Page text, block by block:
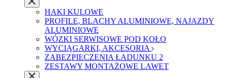
HAKI KULOWE
PROFILE, BLACHY ALUMINIOWE, NAJAZDY
ALUMINIOWE
WÓZKI SERWISOWE POD KOŁO
WYCIĄGARKI, AKCESORIA
ZABEZPIECZENIA ŁADUNKU 2
ZESTAWY MONTAŻOWE LAWET